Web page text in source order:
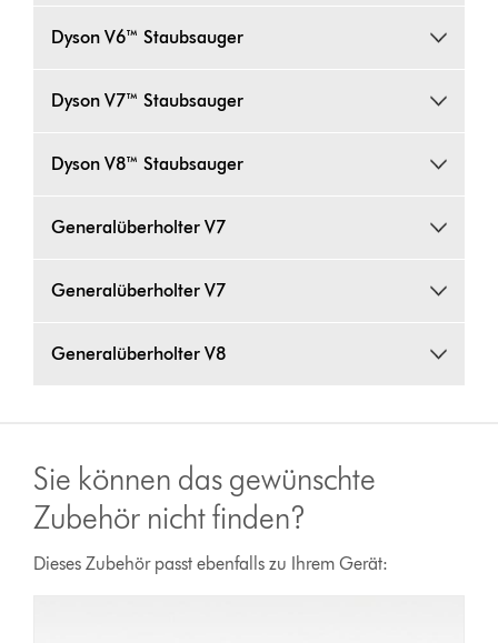
Dyson V6™ Staubsauger
Dyson V7™ Staubsauger
Dyson V8™ Staubsauger
Generalüberholter V7
Generalüberholter V7
Generalüberholter V8
Sie können das gewünschte
Zubehör nicht finden?
Dieses Zubehör passt ebenfalls zu Ihrem Gerät: